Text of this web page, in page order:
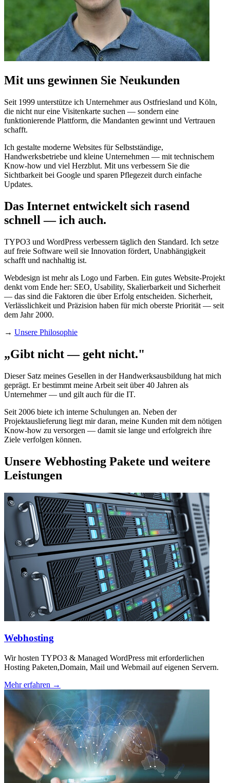
Mit uns gewinnen Sie Neukunden
Seit 1999 unterstütze ich Unternehmer aus Ostfriesland und Köln,
die nicht nur eine Visitenkarte suchen — sondern eine
funktionierende Plattform, die Mandanten gewinnt und Vertrauen
schafft.
Ich gestalte moderne Websites für Selbstständige,
Handwerksbetriebe und kleine Unternehmen — mit technischem
Know-how und viel Herzblut. Mit uns verbessern Sie die
Sichtbarkeit bei Google und sparen Pflegezeit durch einfache
Updates.
Das Internet entwickelt sich rasend
schnell — ich auch.
TYPO3 und WordPress verbessern täglich den Standard. Ich setze
auf freie Software weil sie Innovation fördert, Unabhängigkeit
schafft und nachhaltig ist.
Webdesign ist mehr als Logo und Farben. Ein gutes Website-Projekt
denkt vom Ende her: SEO, Usability, Skalierbarkeit und Sicherheit
— das sind die Faktoren die über Erfolg entscheiden. Sicherheit,
Verlässlichkeit und Präzision haben für mich oberste Priorität — seit
dem Jahr 2000.
→ Unsere Philosophie
„Gibt nicht — geht nicht."
Dieser Satz meines Gesellen in der Handwerksausbildung hat mich
geprägt. Er bestimmt meine Arbeit seit über 40 Jahren als
Unternehmer — und gilt auch für die IT.
Seit 2006 biete ich interne Schulungen an. Neben der
Projektauslieferung liegt mir daran, meine Kunden mit dem nötigen
Know-how zu versorgen — damit sie lange und erfolgreich ihre
Ziele verfolgen können.
Unsere Webhosting Pakete und weitere
Leistungen
Webhosting
Wir hosten TYPO3 & Managed WordPress mit erforderlichen
Hosting Paketen,Domain, Mail und Webmail auf eigenen Servern.
Mehr erfahren →